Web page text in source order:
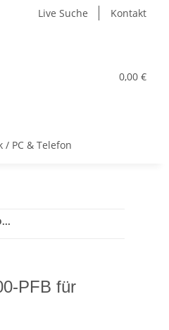
Live Suche Kontakt
0,00 €
/ PC & Telefon
PFB für